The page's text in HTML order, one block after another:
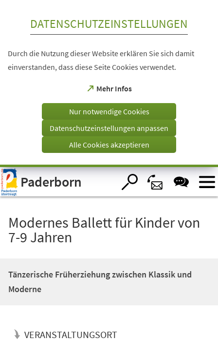
Visuelle
Assistenzsoftware
öffnen.
DATENSCHUTZEINSTELLUNGEN
Durch die Nutzung dieser Website erklären Sie sich damit
einverstanden, dass diese Seite Cookies verwendet.
Mehr Infos
(Öffnet
einem
Tab)
Nur notwendige Cookies
Datenschutzeinstellungen anpassen
Alle Cookies akzeptieren
Paderborn
Modernes Ballett für Kinder von
7-9 Jahren
Tänzerische Früherziehung zwischen Klassik und
Moderne
VERANSTALTUNGSORT